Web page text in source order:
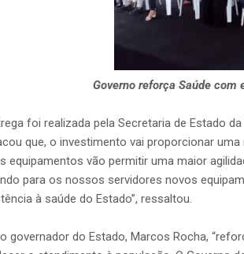
Governo reforça Saúde com
foi realizada pela Secretaria de Estado
que, o investimento vai proporcionar
equipamentos vão permitir uma maior
para os nossos servidores novos
à saúde do Estado”, ressaltou.
governador do Estado, Marcos Rocha,